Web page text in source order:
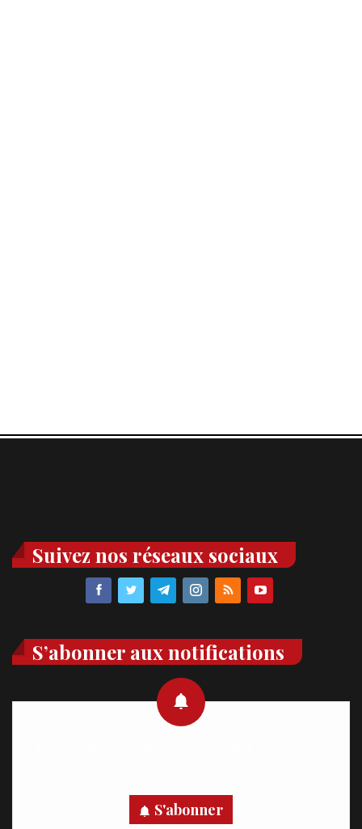
Suivez nos réseaux sociaux
S’abonner aux notifications
S'abonner